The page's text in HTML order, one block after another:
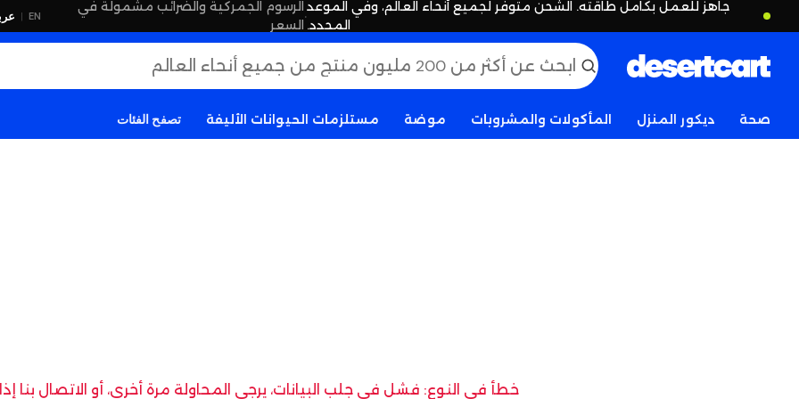
جاهز للعمل بكامل طاقته. الشحن متوفر لجميع أنحاء العالم، وفي الموعد
المحدد.
·
الرسوم الجمركية والضرائب مشمولة في
السعر
EN
|
صحة ديكور المنزل المأكولات والمشروبات موضة مستلزمات الحيوانات الأليفة تصفح الفئات
خطأ في النوع: فشل في جلب البيانات، يرجى المحاولة مرة أخرى، أو الاتصال بنا